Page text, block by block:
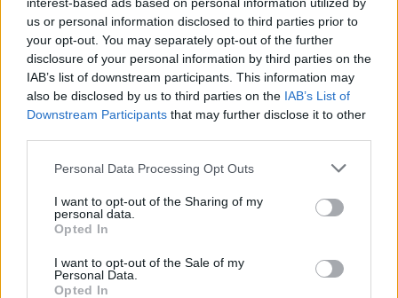
us or personal information disclosed to third parties prior to
your opt-out. You may separately opt-out of the further
disclosure of your personal information by third parties on the
IAB’s list of downstream participants. This information may
also be disclosed by us to third parties on the IAB’s List of
Downstream Participants that may further disclose it to other
Personal Data Processing Opt Outs
I want to opt-out of the Sharing of my
personal data.
Opted In
I want to opt-out of the Sale of my
Personal Data.
Opted In
Γιατί τα κομπλιμέντα σε
φέρνουν σε δύσκολη θέση (και
τι λέει η ψυχολογία)
ΠΡΙΝ 8 ΏΡΕΣ
Από πού ξεκινά η αμηχανία όταν σε
επαινούν
3 σημάδια πως χρειάζεσαι
βιταμίνη D
Το σώμα σου σου στέλνει μηνύματα… το
Χαμηλός σίδηρος; Τα 4 σημάδια